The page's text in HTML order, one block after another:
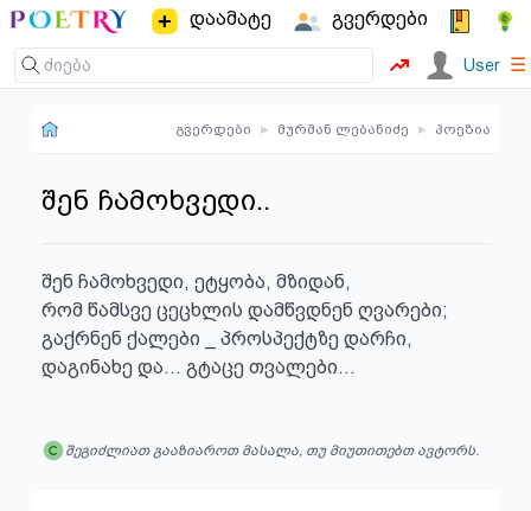
დაამატე გვერდები
User ☰
გვერდები ▸ მურმან ლებანიძე ▸ პოეზია
შენ ჩამოხვედი..
შენ ჩამოხვედი, ეტყობა, მზიდან,
რომ წამსვე ცეცხლის დამწვდნენ ღვარები;
გაქრნენ ქალები _ პროსპექტზე დარჩი,
დაგინახე და... გტაცე თვალები...
შეგიძლიათ გააზიაროთ მასალა, თუ მიუთითებთ ავტორს.